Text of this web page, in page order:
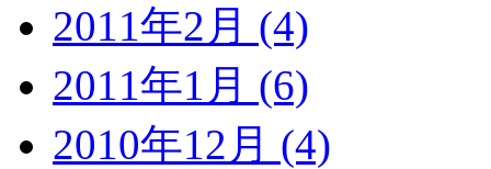
2011年2月 (4)
2011年1月 (6)
2010年12月 (4)